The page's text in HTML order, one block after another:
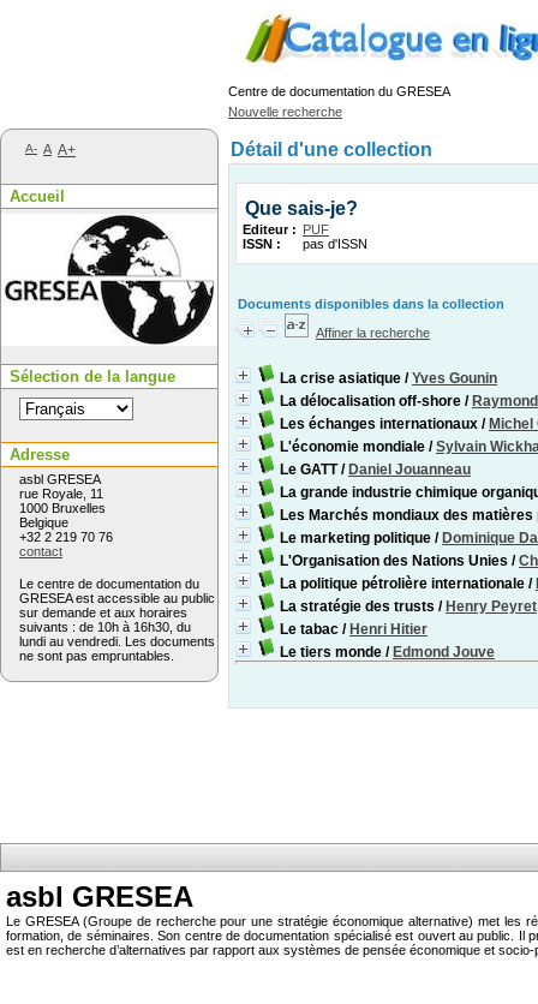
Centre de documentation du GRESEA
Nouvelle recherche
Détail d'une collection
Que sais-je?
Editeur : PUF
ISSN :
pas d'ISSN
Documents disponibles dans la collection
Affiner la recherche
La crise asiatique /Yves Gounin
La délocalisation off-shore /
Les échanges internationaux / Michel
L'économie mondiale /Sylvain
Le GATT/ Daniel Jouanneau
La grande industrie chimique
Les Marchés mondiaux des
Le marketing politique / Dominique
L'Organisation des Nations Unies /
La politique pétrolière internationale /
La stratégie des trusts / Henry Peyret
Le tabac / Henri Hitier
Le tiers monde / Edmond Jouve
asbl GRESEA
Le GRESEA (Groupe de recherche pour une stratégie économique alternative) met les
formation, de séminaires. Son centre de documentation spécialisé est ouvert au public.
est en recherche d’alternatives par rapport aux systèmes de pensée économique et socio-
A- A A+
Accueil
Sélection de la langue
Adresse
asbl GRESEA
rue Royale, 11
1000 Bruxelles
Belgique
+32 2 219 70 76
contact
Le centre de documentation du
GRESEA est accessible au public
sur demande et aux horaires
suivants : de 10h à 16h30, du
lundi au vendredi. Les documents
ne sont pas empruntables.